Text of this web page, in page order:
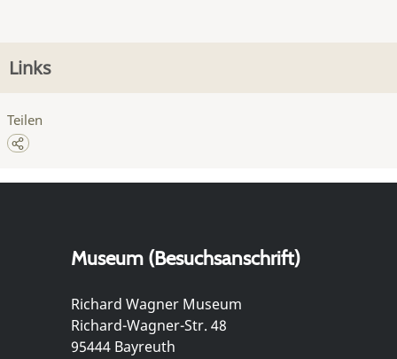
Links
Teilen
Museum (Besuchsanschrift)
Richard Wagner Museum
Richard-Wagner-Str. 48
95444 Bayreuth